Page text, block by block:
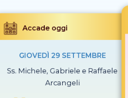
Accade oggi
GIOVEDÌ 29 SETTEMBRE
Ss. Michele, Gabriele e Raffaele
Arcangeli